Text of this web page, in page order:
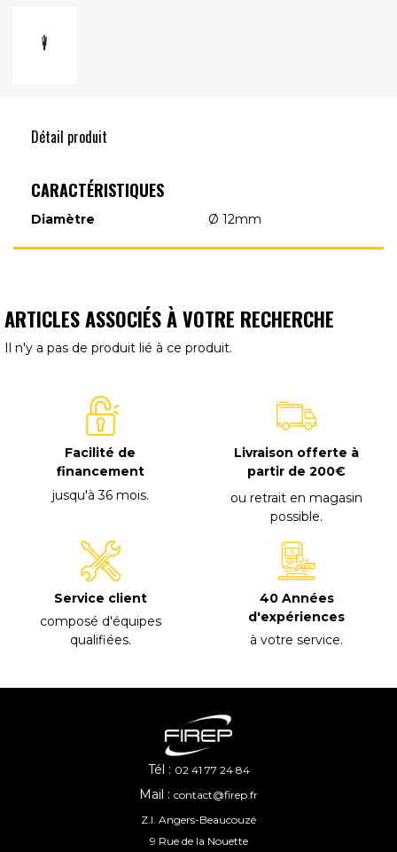
Détail produit
CARACTÉRISTIQUES
Diamètre Ø 12mm
ARTICLES ASSOCIÉS À VOTRE RECHERCHE
Il n'y a pas de produit lié à ce produit.
Facilité de
financement
jusqu'à 36 mois.
Livraison offerte à
partir de 200€
ou retrait en magasin
possible.
Service client
composé d'équipes
qualifiées.
40 Années
d'expériences
à votre service.
Tél : 02 41 77 24 84
Mail : contact@firep.fr
Z.I. Angers-Beaucouzé
9 Rue de la Nouette